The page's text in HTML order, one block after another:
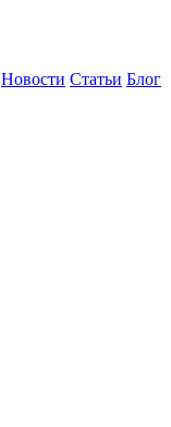
Новости Статьи Блог